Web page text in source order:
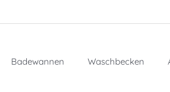
Badewannen Waschbecken